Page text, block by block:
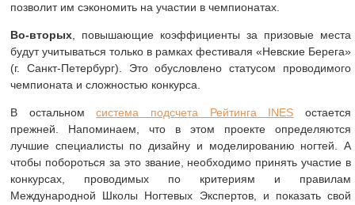
позволит им сэкономить на участии в чемпионатах.
Во-вторых , повышающие коэффициенты за призовые места
будут учитываться только в рамках фестиваля «Невские Берега»
(г. Санкт-Петербург). Это обусловлено статусом проводимого
чемпионата и сложностью конкурса.
В остальномсистема подсчета Рейтинга INES остается
прежней. Напоминаем, что в этом проекте определяются
лучшие специалисты по дизайну и моделированию ногтей. А
чтобы побороться за это звание, необходимо принять участие в
конкурсах, проводимых по критериям и правилам
Международной Школы Ногтевых Экспертов, и показать свой